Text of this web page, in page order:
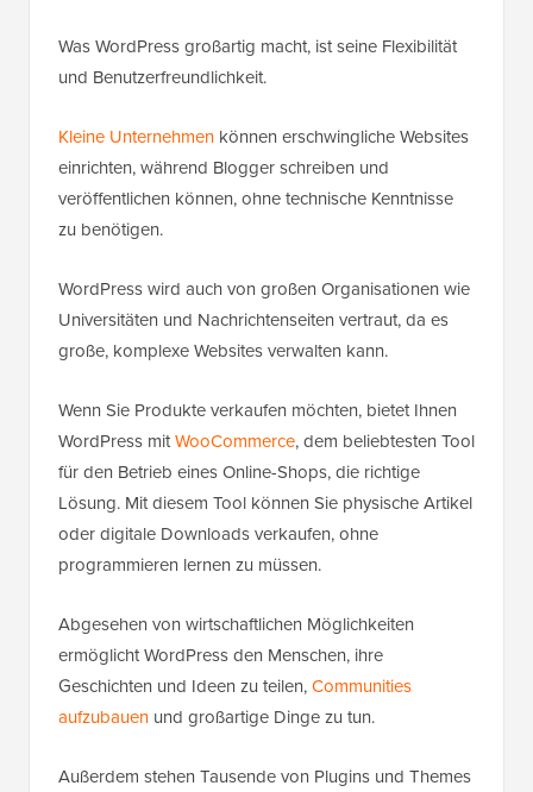
Was WordPress großartig macht, ist seine Flexibilität
und Benutzerfreundlichkeit.
Kleine Unternehmen können erschwingliche Websites
einrichten, während Blogger schreiben und
veröffentlichen können, ohne technische Kenntnisse
zu benötigen.
WordPress wird auch von großen Organisationen wie
Universitäten und Nachrichtenseiten vertraut, da es
große, komplexe Websites verwalten kann.
Wenn Sie Produkte verkaufen möchten, bietet Ihnen
WordPress mitWooCommerce, dem beliebtesten Tool
für den Betrieb eines Online-Shops, die richtige
Lösung. Mit diesem Tool können Sie physische Artikel
oder digitale Downloads verkaufen, ohne
programmieren lernen zu müssen.
Abgesehen von wirtschaftlichen Möglichkeiten
ermöglicht WordPress den Menschen, ihre
Geschichten und Ideen zu teilen,Communities
aufzubauen und großartige Dinge zu tun.
Außerdem stehen Tausende von Plugins und Themes